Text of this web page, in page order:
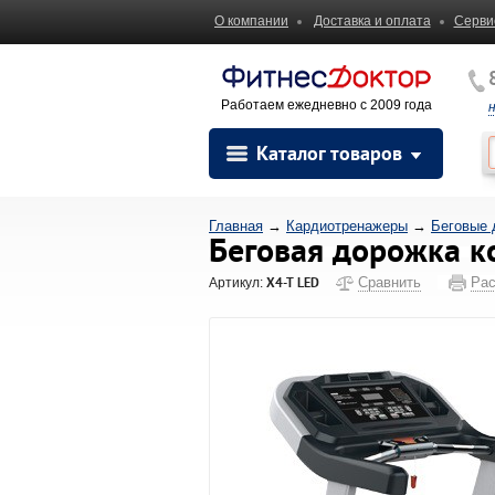
О компании Доставка и оплата
Работаем ежедневно с 2009 года
Каталог товаров
Главная → Кардиотренажеры → Беговые
Беговая дорожка
Артикул: X4-T LED Сравнить